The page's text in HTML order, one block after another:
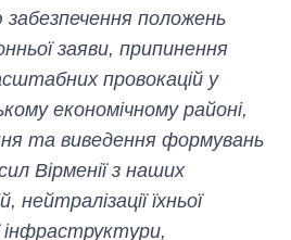
положень
заяви, припинення
провокацій у
економічному районі,
та виведення формувань
Вірменії з наших
нейтралізації їхньої
інфраструктури,